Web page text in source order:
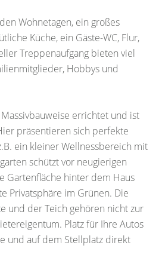
Wohnetagen, ein großes
Küche, ein Gäste-WC, Flur,
Treppenaufgang bieten viel
Hobbys und
errichtet und ist
präsentieren sich perfekte
ein kleiner Wellnessbereich mit
schützt vor neugierigen
Gartenfläche hinter dem Haus
Privatsphäre im Grünen. Die
und der Teich gehören nicht zur
Platz für Ihre Autos
und auf dem Stellplatz direkt